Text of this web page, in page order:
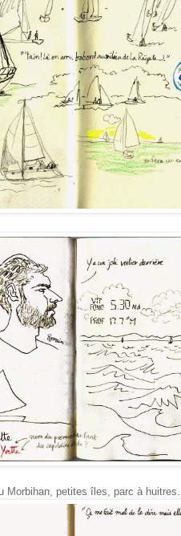
Morbihan, petites îles, parc à huitres...